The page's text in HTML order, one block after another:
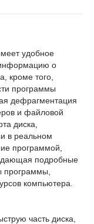
удобное
о
кроме того,
программы
дефрагментация
и файловой
диска,
в реальном
программой,
подробные
программы,
компьютера.
часть диска,